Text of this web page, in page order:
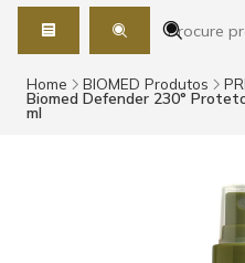
Home BIOMED Produtos
Biomed Defender 230°
ml